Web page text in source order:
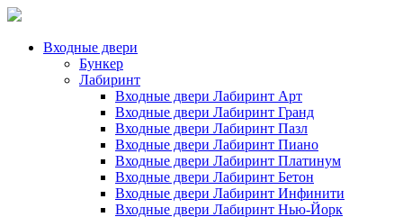
Входные двери
Бункер
Лабиринт
Входные двери Лабиринт Арт
Входные двери Лабиринт Гранд
Входные двери Лабиринт Пазл
Входные двери Лабиринт Пиано
Входные двери Лабиринт Платинум
Входные двери Лабиринт Бетон
Входные двери Лабиринт Инфинити
Входные двери Лабиринт Нью-Йорк